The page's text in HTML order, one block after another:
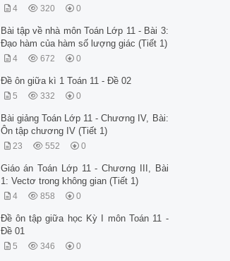
4 320 0
Bài tập về nhà môn Toán Lớp 11 - Bài 3:
Đạo hàm của hàm số lượng giác (Tiết 1)
4 672 0
Đề ôn giữa kì 1 Toán 11 - Đề 02
5 332 0
Bài giảng Toán Lớp 11 - Chương IV, Bài:
Ôn tập chương IV (Tiết 1)
23 552 0
Giáo án Toán Lớp 11 - Chương III, Bài
1: Vectơ trong không gian (Tiết 1)
4 858 0
Đề ôn tập giữa học Kỳ I môn Toán 11 -
Đề 01
5 346 0